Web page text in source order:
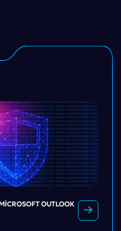
OUTLOOK